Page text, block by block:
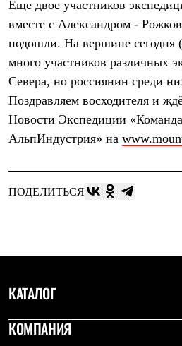
Брюки
Термобелье
Теплое термобелье
Легкое термобелье
Лёгкая одежда
Футболки
Рубашки
Толстовки
Брюки
Куртки
Брюки
Куртки
Софтшелл одежда
Брюки
Лёгкая одежда
Еще двое участников
вместе с Александром -
подошли. На вершине сегодня
много участников различных
Севера, но россиянин среди
Поздравляем восходителя и
Новости Экспедиции
АльпИндустрия» на
ПОДЕЛИТЬСЯ
КАТАЛОГ
КОМПАНИЯ